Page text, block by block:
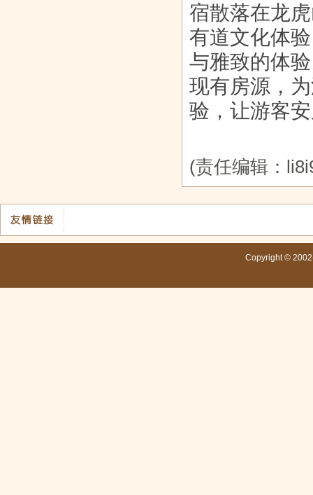
宿散落在龙
有道文化体
与雅致的体
现有房源，
验，让游客
(责任编辑：
Copyright ©